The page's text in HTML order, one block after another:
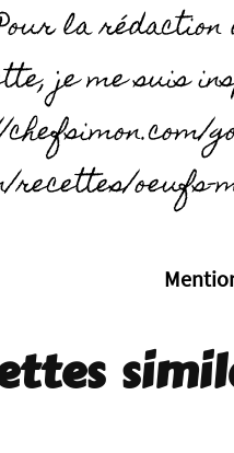
la
je me suis
recettes/oeufs-